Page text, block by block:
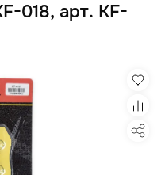
018, арт. KF-